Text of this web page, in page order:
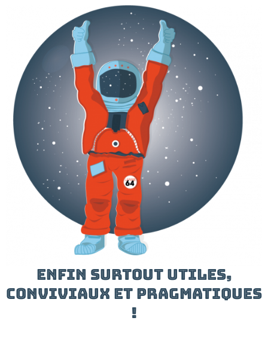
Enfin surtout utiles,
conviviaux et pragmatiques
!